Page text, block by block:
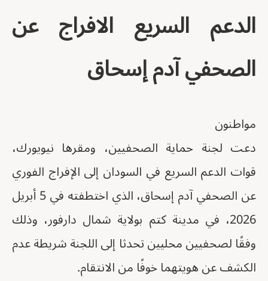
الدعم السريع الافراج عن
الصحفي آدم إسحاق
مواطنون
دعت لجنة حماية الصحفيين، ومقرها نيويورك،
قوات الدعم السريع في السودان إلى الإفراج الفوري
عن الصحفي آدم إسحاق، الذي اختطفته في 5 أبريل
2026، في مدينة كتم بولاية شمال دارفور، وذلك
وفقًا لصحفيين محليين تحدثا إلى اللجنة شريطة عدم
الكشف عن هويتهما خوفًا من الانتقام.